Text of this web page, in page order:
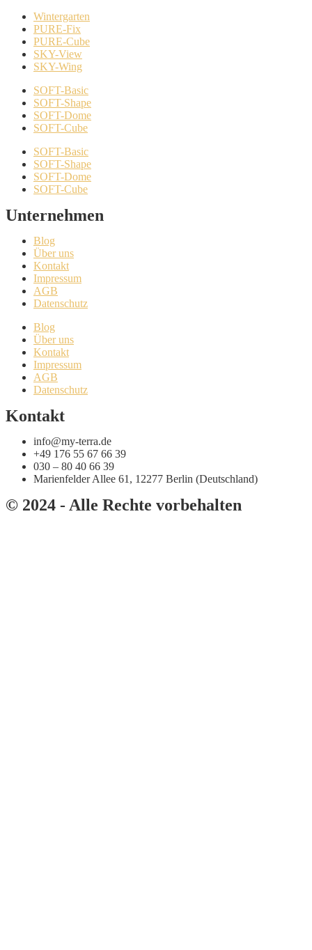
Wintergarten
PURE-Fix
PURE-Cube
SKY-View
SKY-Wing
SOFT-Basic
SOFT-Shape
SOFT-Dome
SOFT-Cube
SOFT-Basic
SOFT-Shape
SOFT-Dome
SOFT-Cube
Unternehmen
Blog
Über uns
Kontakt
Impressum
AGB
Datenschutz
Blog
Über uns
Kontakt
Impressum
AGB
Datenschutz
Kontakt
info@my-terra.de
+49 176 55 67 66 39
030 – 80 40 66 39
Marienfelder Allee 61, 12277 Berlin (Deutschland)
© 2024 - Alle Rechte vorbehalten